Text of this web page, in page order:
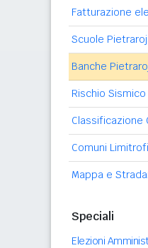
Fatturazione
Scuole
Banche
Rischio Sismico
Classificazione
Comuni Limitrofi
Mappa e
Speciali
Elezioni